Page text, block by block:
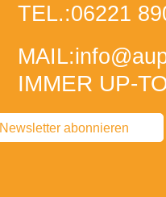
TEL.:06221
MAIL:info
IMMER UP-
Newsletter abonnieren